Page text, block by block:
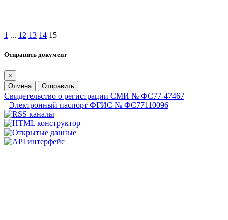
1 ... 12 13 14 15
Отправить документ
×
Отмена
Отправить
Свидетельство о регистрации СМИ № ФС77-47467
Электронный паспорт ФГИС № ФС77110096